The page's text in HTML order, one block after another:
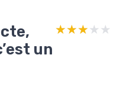
un
★★★★★
★★★★★